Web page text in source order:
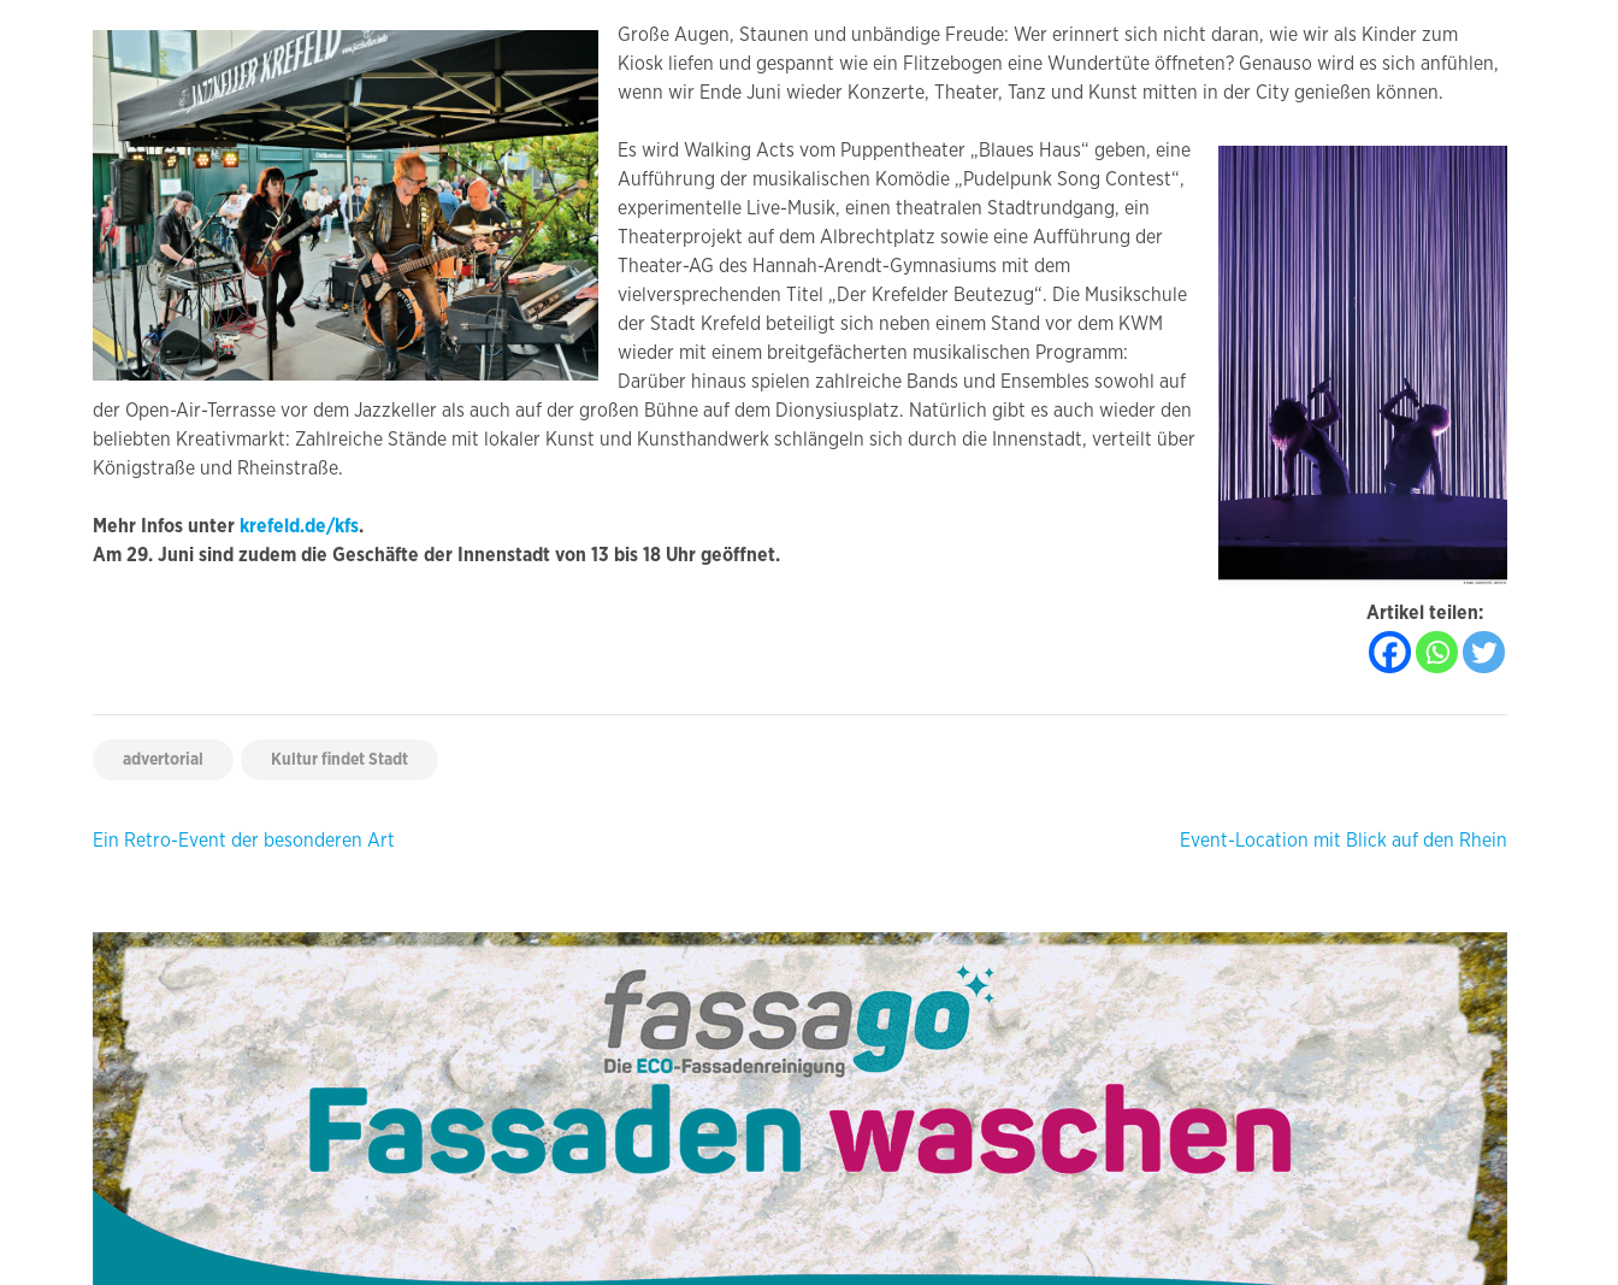
Große Augen, Staunen und unbändige Freude: Wer erinnert sich nicht daran, wie wir als Kinder zum
Kiosk liefen und gespannt wie ein Flitzebogen eine Wundertüte öffneten? Genauso wird es sich anfühlen,
wenn wir Ende Juni wieder Konzerte, Theater, Tanz und Kunst mitten in der City genießen können.
Es wird Walking Acts vom Puppentheater „Blaues Haus“ geben, eine
Aufführung der musikalischen Komödie „Pudelpunk Song Contest“,
experimentelle Live-Musik, einen theatralen Stadtrundgang, ein
Theaterprojekt auf dem Albrechtplatz sowie eine Aufführung der
Theater-AG des Hannah-Arendt-Gymnasiums mit dem
vielversprechenden Titel „Der Krefelder Beutezug“. Die Musikschule
der Stadt Krefeld beteiligt sich neben einem Stand vor dem KWM
wieder mit einem breitgefächerten musikalischen Programm:
Darüber hinaus spielen zahlreiche Bands und Ensembles sowohl auf
der Open-Air-Terrasse vor dem Jazzkeller als auch auf der großen Bühne auf dem Dionysiusplatz. Natürlich gibt es auch wieder den
beliebten Kreativmarkt: Zahlreiche Stände mit lokaler Kunst und Kunsthandwerk schlängeln sich durch die Innenstadt, verteilt über
Königstraße und Rheinstraße.
Mehr Infos unter krefeld.de/kfs.
Am 29. Juni sind zudem die Geschäfte der Innenstadt von 13 bis 18 Uhr geöffnet.
Artikel teilen:
advertorial Kultur findet Stadt
Beitragsnavigation
Ein Retro-Event der besonderen Art Event-Location mit Blick auf den Rhein